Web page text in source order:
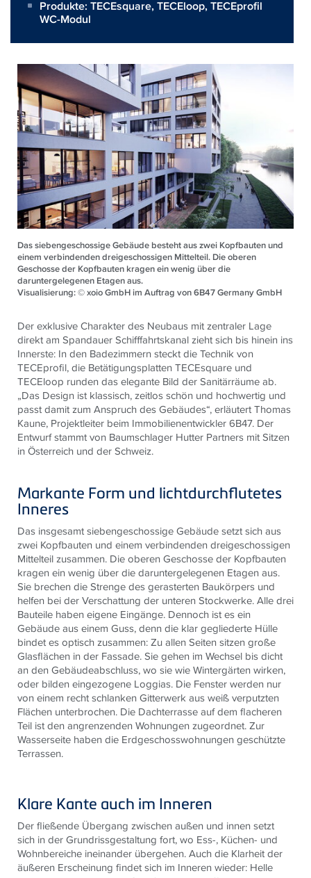
Produkte: TECEsquare,TECEloop,TECEprofil
WC-Modul
Das siebengeschossige Gebäude besteht aus zwei Kopfbauten und
einem verbindenden dreigeschossigen Mittelteil. Die oberen
Geschosse der Kopfbauten kragen ein wenig über die
daruntergelegenen Etagen aus.
Visualisierung: © xoio GmbH im Auftrag von 6B47 Germany GmbH
Der exklusive Charakter des Neubaus mit zentraler Lage
direkt am Spandauer Schifffahrtskanal zieht sich bis hinein ins
Innerste: In den Badezimmern steckt die Technik von
TECEprofil, die BetätigungsplattenTECEsquare und
TECEloop runden das elegante Bild der Sanitärräume ab.
„Das Design ist klassisch, zeitlos schön und hochwertig und
passt damit zum Anspruch des Gebäudes“, erläutert Thomas
Kaune, Projektleiter beim Immobilienentwickler 6B47. Der
Entwurf stammt von Baumschlager Hutter Partners mit Sitzen
in Österreich und der Schweiz.
Markante Form und lichtdurchflutetes
Inneres
Das insgesamt siebengeschossige Gebäude setzt sich aus
zwei Kopfbauten und einem verbindenden dreigeschossigen
Mittelteil zusammen. Die oberen Geschosse der Kopfbauten
kragen ein wenig über die daruntergelegenen Etagen aus.
Sie brechen die Strenge des gerasterten Baukörpers und
helfen bei der Verschattung der unteren Stockwerke. Alle drei
Bauteile haben eigene Eingänge. Dennoch ist es ein
Gebäude aus einem Guss, denn die klar gegliederte Hülle
bindet es optisch zusammen: Zu allen Seiten sitzen große
Glasflächen in der Fassade. Sie gehen im Wechsel bis dicht
an den Gebäudeabschluss, wo sie wie Wintergärten wirken,
oder bilden eingezogene Loggias. Die Fenster werden nur
von einem recht schlanken Gitterwerk aus weiß verputzten
Flächen unterbrochen. Die Dachterrasse auf dem flacheren
Teil ist den angrenzenden Wohnungen zugeordnet. Zur
Wasserseite haben die Erdgeschosswohnungen geschützte
Terrassen.
Klare Kante auch im Inneren
Der fließende Übergang zwischen außen und innen setzt
sich in der Grundrissgestaltung fort, wo Ess-, Küchen- und
Wohnbereiche ineinander übergehen. Auch die Klarheit der
äußeren Erscheinung findet sich im Inneren wieder: Helle